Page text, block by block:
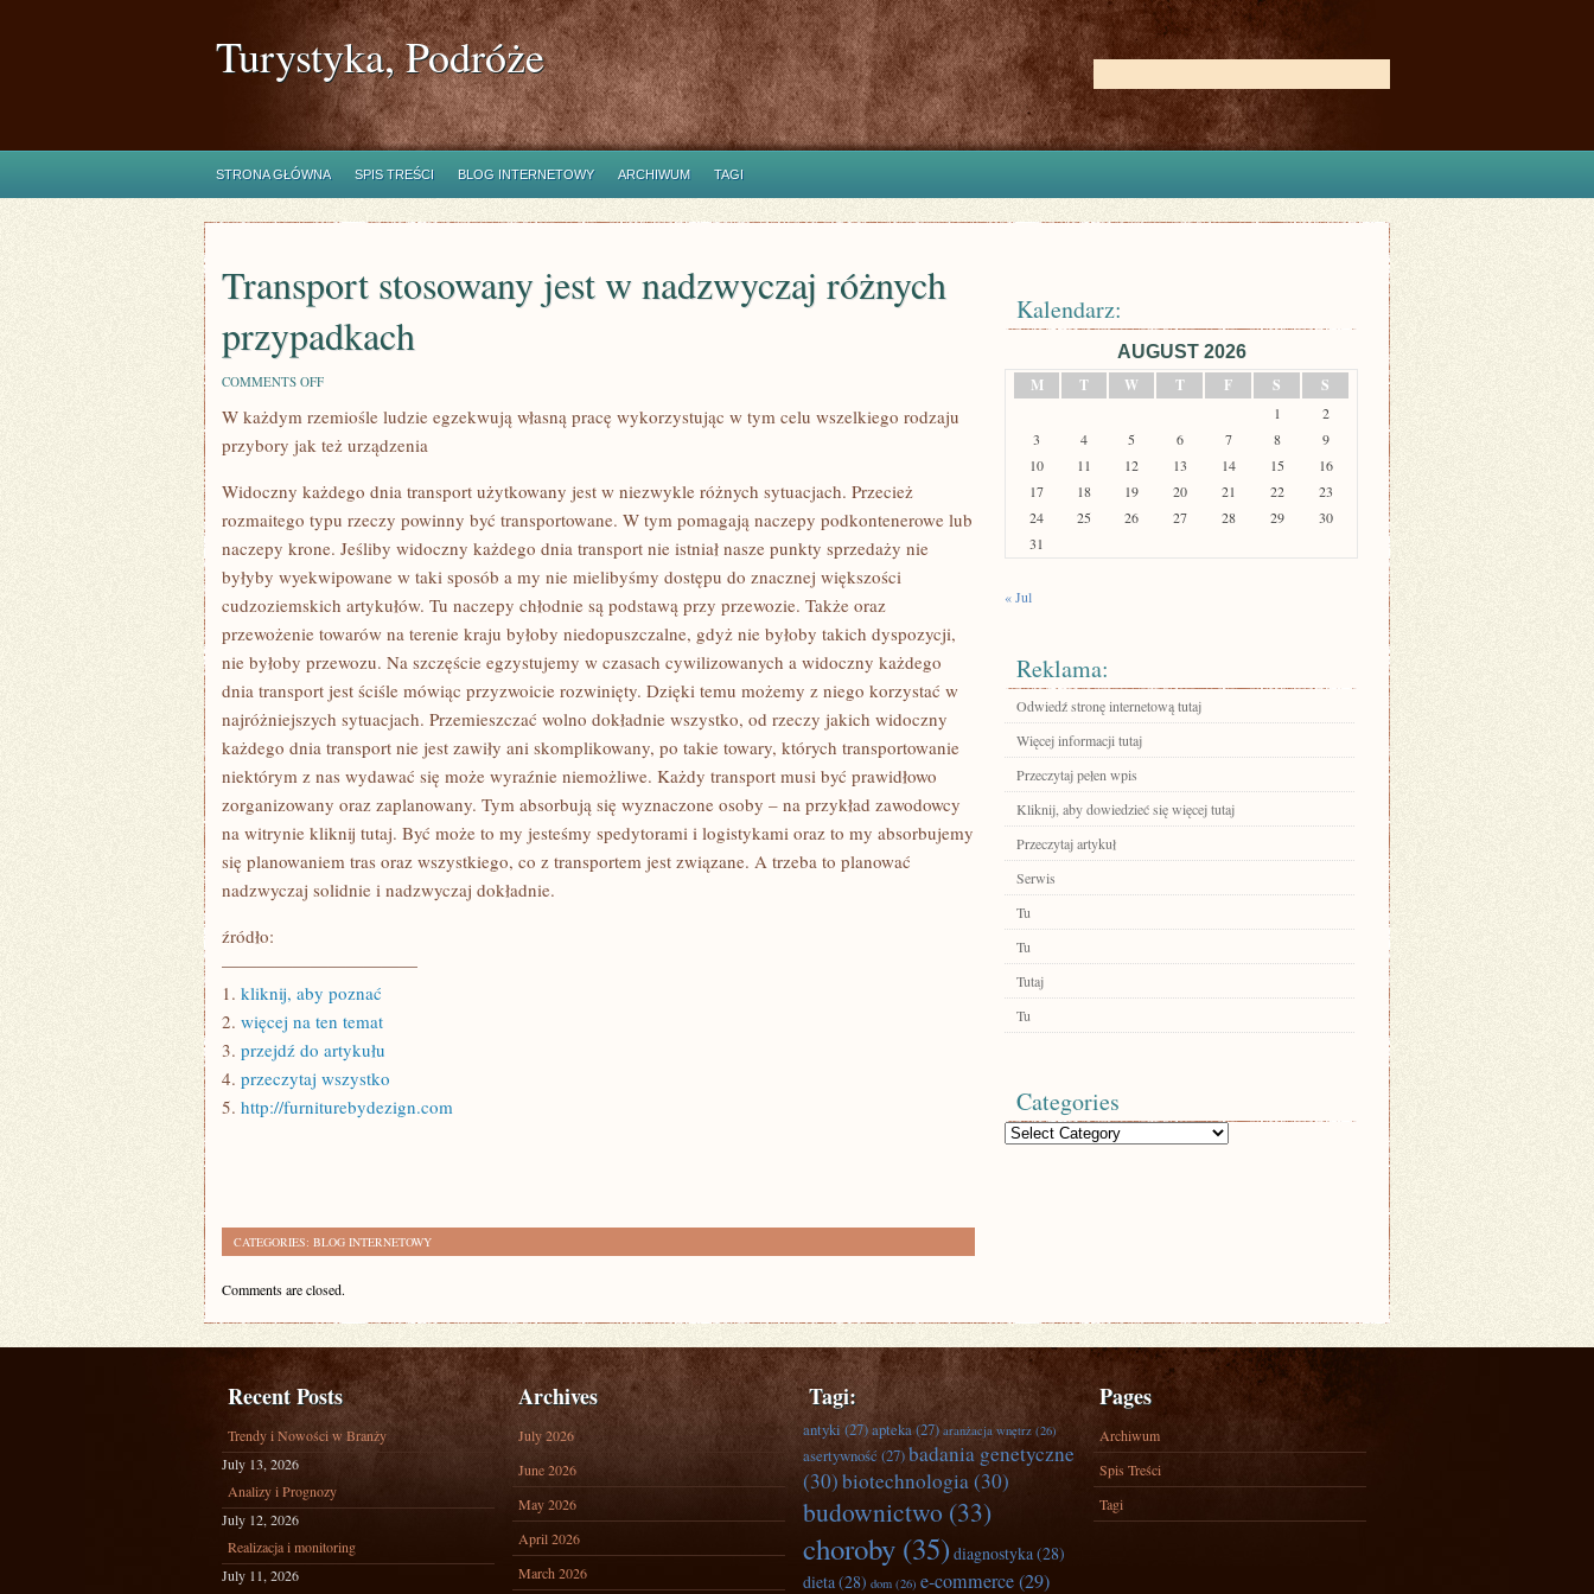
Turystyka, Podróże
STRONA GŁÓWNA SPIS TREŚCI BLOG INTERNETOWY ARCHIWUM TAGI
Transport stosowany jest w nadzwyczaj różnych
przypadkach
COMMENTS OFFON
STOSOWANY
W
RÓŻNYCH
PRZYPADKACH
W każdym rzemiośle ludzie egzekwują własną pracę wykorzystując w tym celu wszelkiego rodzaju
przybory jak też urządzenia
Widoczny każdego dnia transport użytkowany jest w niezwykle różnych sytuacjach. Przecież
rozmaitego typu rzeczy powinny być transportowane. W tym pomagają naczepy podkontenerowe lub
naczepy krone. Jeśliby widoczny każdego dnia transport nie istniał nasze punkty sprzedaży nie
byłyby wyekwipowane w taki sposób a my nie mielibyśmy dostępu do znacznej większości
cudzoziemskich artykułów. Tu naczepy chłodnie są podstawą przy przewozie. Także oraz
przewożenie towarów na terenie kraju byłoby niedopuszczalne, gdyż nie byłoby takich dyspozycji,
nie byłoby przewozu. Na szczęście egzystujemy w czasach cywilizowanych a widoczny każdego
dnia transport jest ściśle mówiąc przyzwoicie rozwinięty. Dzięki temu możemy z niego korzystać w
najróżniejszych sytuacjach. Przemieszczać wolno dokładnie wszystko, od rzeczy jakich widoczny
każdego dnia transport nie jest zawiły ani skomplikowany, po takie towary, których transportowanie
niektórym z nas wydawać się może wyraźnie niemożliwe. Każdy transport musi być prawidłowo
zorganizowany oraz zaplanowany. Tym absorbują się wyznaczone osoby – na przykład zawodowcy
na witrynie kliknij tutaj. Być może to my jesteśmy spedytorami i logistykami oraz to my absorbujemy
się planowaniem tras oraz wszystkiego, co z transportem jest związane. A trzeba to planować
nadzwyczaj solidnie i nadzwyczaj dokładnie.
źródło:
———————————
1. kliknij, aby poznać
2. więcej na ten temat
3. przejdź do artykułu
4. przeczytaj wszystko
5. http://furniturebydezign.com
CATEGORIES: BLOG INTERNETOWY
Comments are closed.
Kalendarz:
AUGUST 2026
M
T W T F S S
1
2
3
4 5 6 7 8
9
10
11 12 13 14 15
16
17
18 19 20 21 22
23
24
25 26 27 28 29
30
31
« Jul
Reklama:
Odwiedź stronę internetową tutaj
Więcej informacji tutaj
Przeczytaj pełen wpis
Kliknij, aby dowiedzieć się więcej tutaj
Przeczytaj artykuł
Serwis
Tu
Tu
Tutaj
Tu
Categories
Categories
Recent Posts
Trendy i Nowości w Branży
July 13, 2026
Analizy i Prognozy
July 12, 2026
Realizacja i monitoring
July 11, 2026
Archives
July 2026
June 2026
May 2026
April 2026
March 2026
Tagi:
antyki(27)apteka(27) aranżacja wnętrz (26)
asertywność (27)badania genetyczne
(30)biotechnologia(30)
budownictwo (33)
choroby (35) diagnostyka(28)
dieta(28) dom (26) e-commerce(29)
Pages
Archiwum
Spis Treści
Tagi